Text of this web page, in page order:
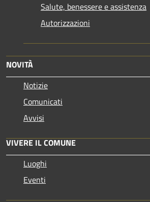
Salute, benessere e assistenza
Autorizzazioni
NOVITÀ
Notizie
Comunicati
Avvisi
VIVERE IL COMUNE
Luoghi
Eventi